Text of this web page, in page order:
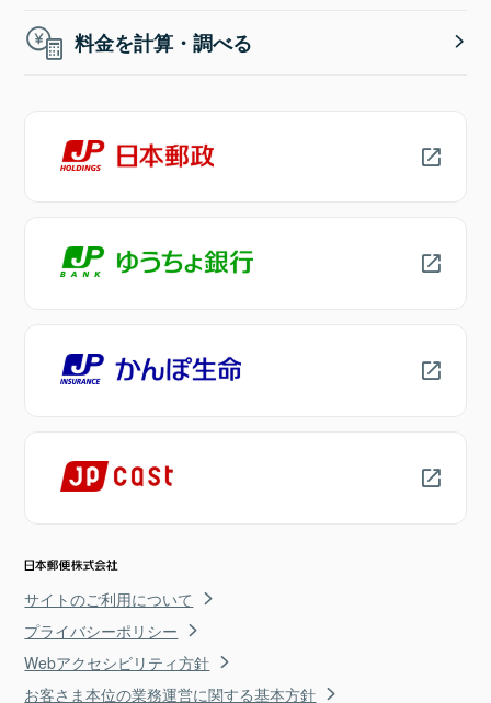
料金を計算・調べる
サイトのご利用について
プライバシーポリシー
Webアクセシビリティ方針
お客さま本位の業務運営に関する基本方針